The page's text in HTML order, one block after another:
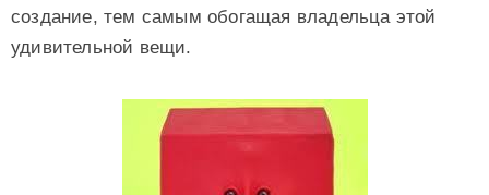
создание, тем самым обогащая владельца этой
удивительной вещи.